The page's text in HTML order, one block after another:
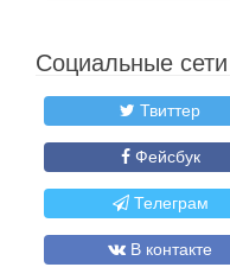
Социальные сети
Твиттер
Фейсбук
Телеграм
В контакте